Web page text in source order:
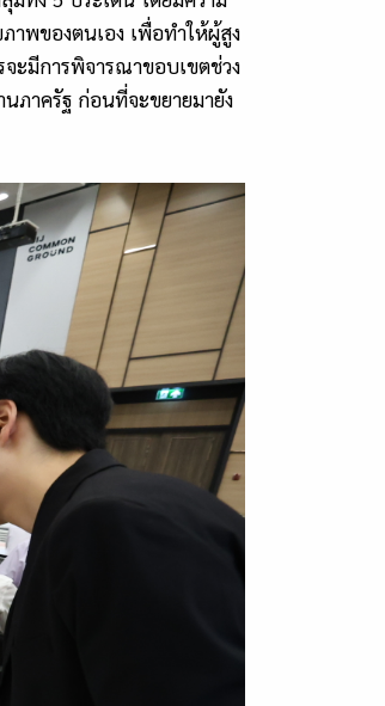
าพของตนเอง เพื่อทำให้ผู้สูง
ะมีการพิจารณาขอบเขตช่วง
ภาครัฐ ก่อนที่จะขยายมายัง